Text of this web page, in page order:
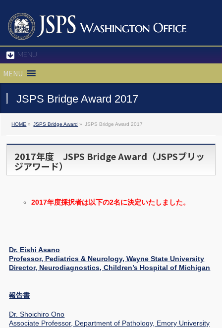
MENU
MENU
JSPS Bridge Award 2017
HOME » JSPS Bridge Award » JSPS Bridge Award 2017
2017年度 JSPS Bridge Award（JSPSブリッ
ジアワード）
2017年度採択者は以下の2名に決定いたしました。
Dr. Eishi Asano
Professor, Pediatrics & Neurology, Wayne State University
Director, Neurodiagnostics, Children’s Hospital of Michigan
報告書
Dr. Shoichiro Ono
Associate Professor, Department of Pathology, Emory University